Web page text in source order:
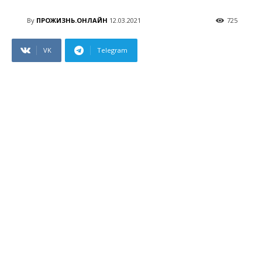
By ПРОЖИЗНЬ.ОНЛАЙН 12.03.2021 725
VK Telegram